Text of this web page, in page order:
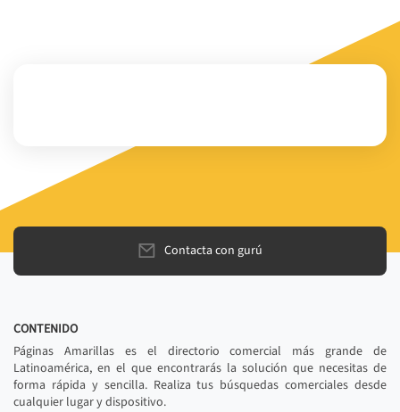
Contacta con gurú
CONTENIDO
Páginas Amarillas es el directorio comercial más grande de
Latinoamérica, en el que encontrarás la solución que necesitas de
forma rápida y sencilla. Realiza tus búsquedas comerciales desde
cualquier lugar y dispositivo.